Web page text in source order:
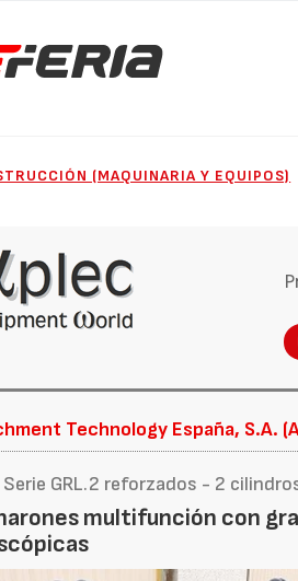
(MAQUINARIA Y EQUIPOS)
Technology España, S.A.
Serie GRL.2 reforzados - 2
multifunción con